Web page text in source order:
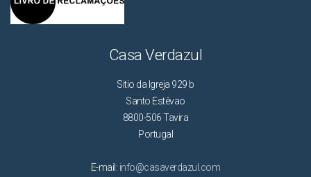
Casa Verdazul
Sitio da Igreja 929 b
Santo Estêvao
8800-506 Tavira
Portugal
E-mail: info@casaverdazul.com